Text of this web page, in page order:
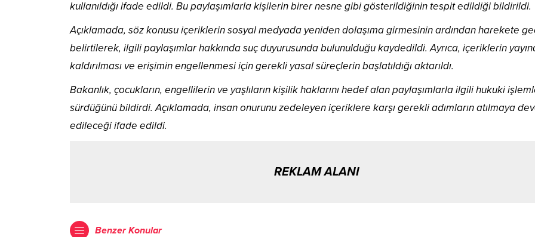
kullanıldığı ifade edildi. Bu paylaşımlarla kişilerin birer nesne gibi gösterildiğinin tespit edildiği bildirildi.
Açıklamada, söz konusu içeriklerin sosyal medyada yeniden dolaşıma girmesinin ardından harekete
belirtilerek, ilgili paylaşımlar hakkında suç duyurusunda bulunulduğu kaydedildi. Ayrıca, içeriklerin
kaldırılması ve erişimin engellenmesi için gerekli yasal süreçlerin başlatıldığı aktarıldı.
Bakanlık, çocukların, engellilerin ve yaşlıların kişilik haklarını hedef alan paylaşımlarla ilgili hukuki
sürdüğünü bildirdi. Açıklamada, insan onurunu zedeleyen içeriklere karşı gerekli adımların atılmaya
edileceği ifade edildi.
REKLAM ALANI
Benzer Konular